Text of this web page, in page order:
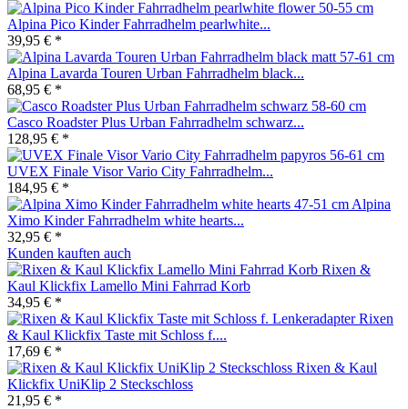
Alpina Pico Kinder Fahrradhelm pearlwhite...
39,95 € *
Alpina Lavarda Touren Urban Fahrradhelm black...
68,95 € *
Casco Roadster Plus Urban Fahrradhelm schwarz...
128,95 € *
UVEX Finale Visor Vario City Fahrradhelm...
184,95 € *
Alpina
Ximo Kinder Fahrradhelm white hearts...
32,95 € *
Kunden kauften auch
Rixen &
Kaul Klickfix Lamello Mini Fahrrad Korb
34,95 € *
Rixen
& Kaul Klickfix Taste mit Schloss f....
17,69 € *
Rixen & Kaul
Klickfix UniKlip 2 Steckschloss
21,95 € *